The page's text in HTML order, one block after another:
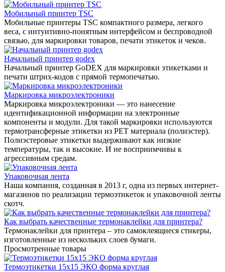
Мобильный принтер TSC
Мобильные принтеры TSC компактного размера, легкого
веса, с интуитивно-понятным интерфейсом и беспроводной
связью, для маркировки товаров, печати этикеток и чеков.
Начальный принтер godex
Начальный принтер GoDEX для маркировки этикетками и
печати штрих-кодов с прямой термопечатью.
Маркировка микроэлектроники
Маркировка микроэлектроники — это нанесение
идентификационной информации на электронные
компоненты и модули. Для такой маркировки используются
термотрансферные этикетки из PET материала (полиэстер).
Полиэстеровые этикетки выдерживают как низкие
температуры, так и высокие. И не восприимчивы к
агрессивным средам.
Упаковочная лента
Наша компания, созданная в 2013 г, одна из первых интернет-
магазинов по реализации термоэтикеток и упаковочной ленты
скотч.
Как выбрать качественные термонаклейки для принтера?
Термонаклейки для принтера – это самоклеящиеся стикеры,
изготовленные из нескольких слоев бумаги.
Просмотренные товары
Термоэтикетки 15x15 ЭКО форма круглая